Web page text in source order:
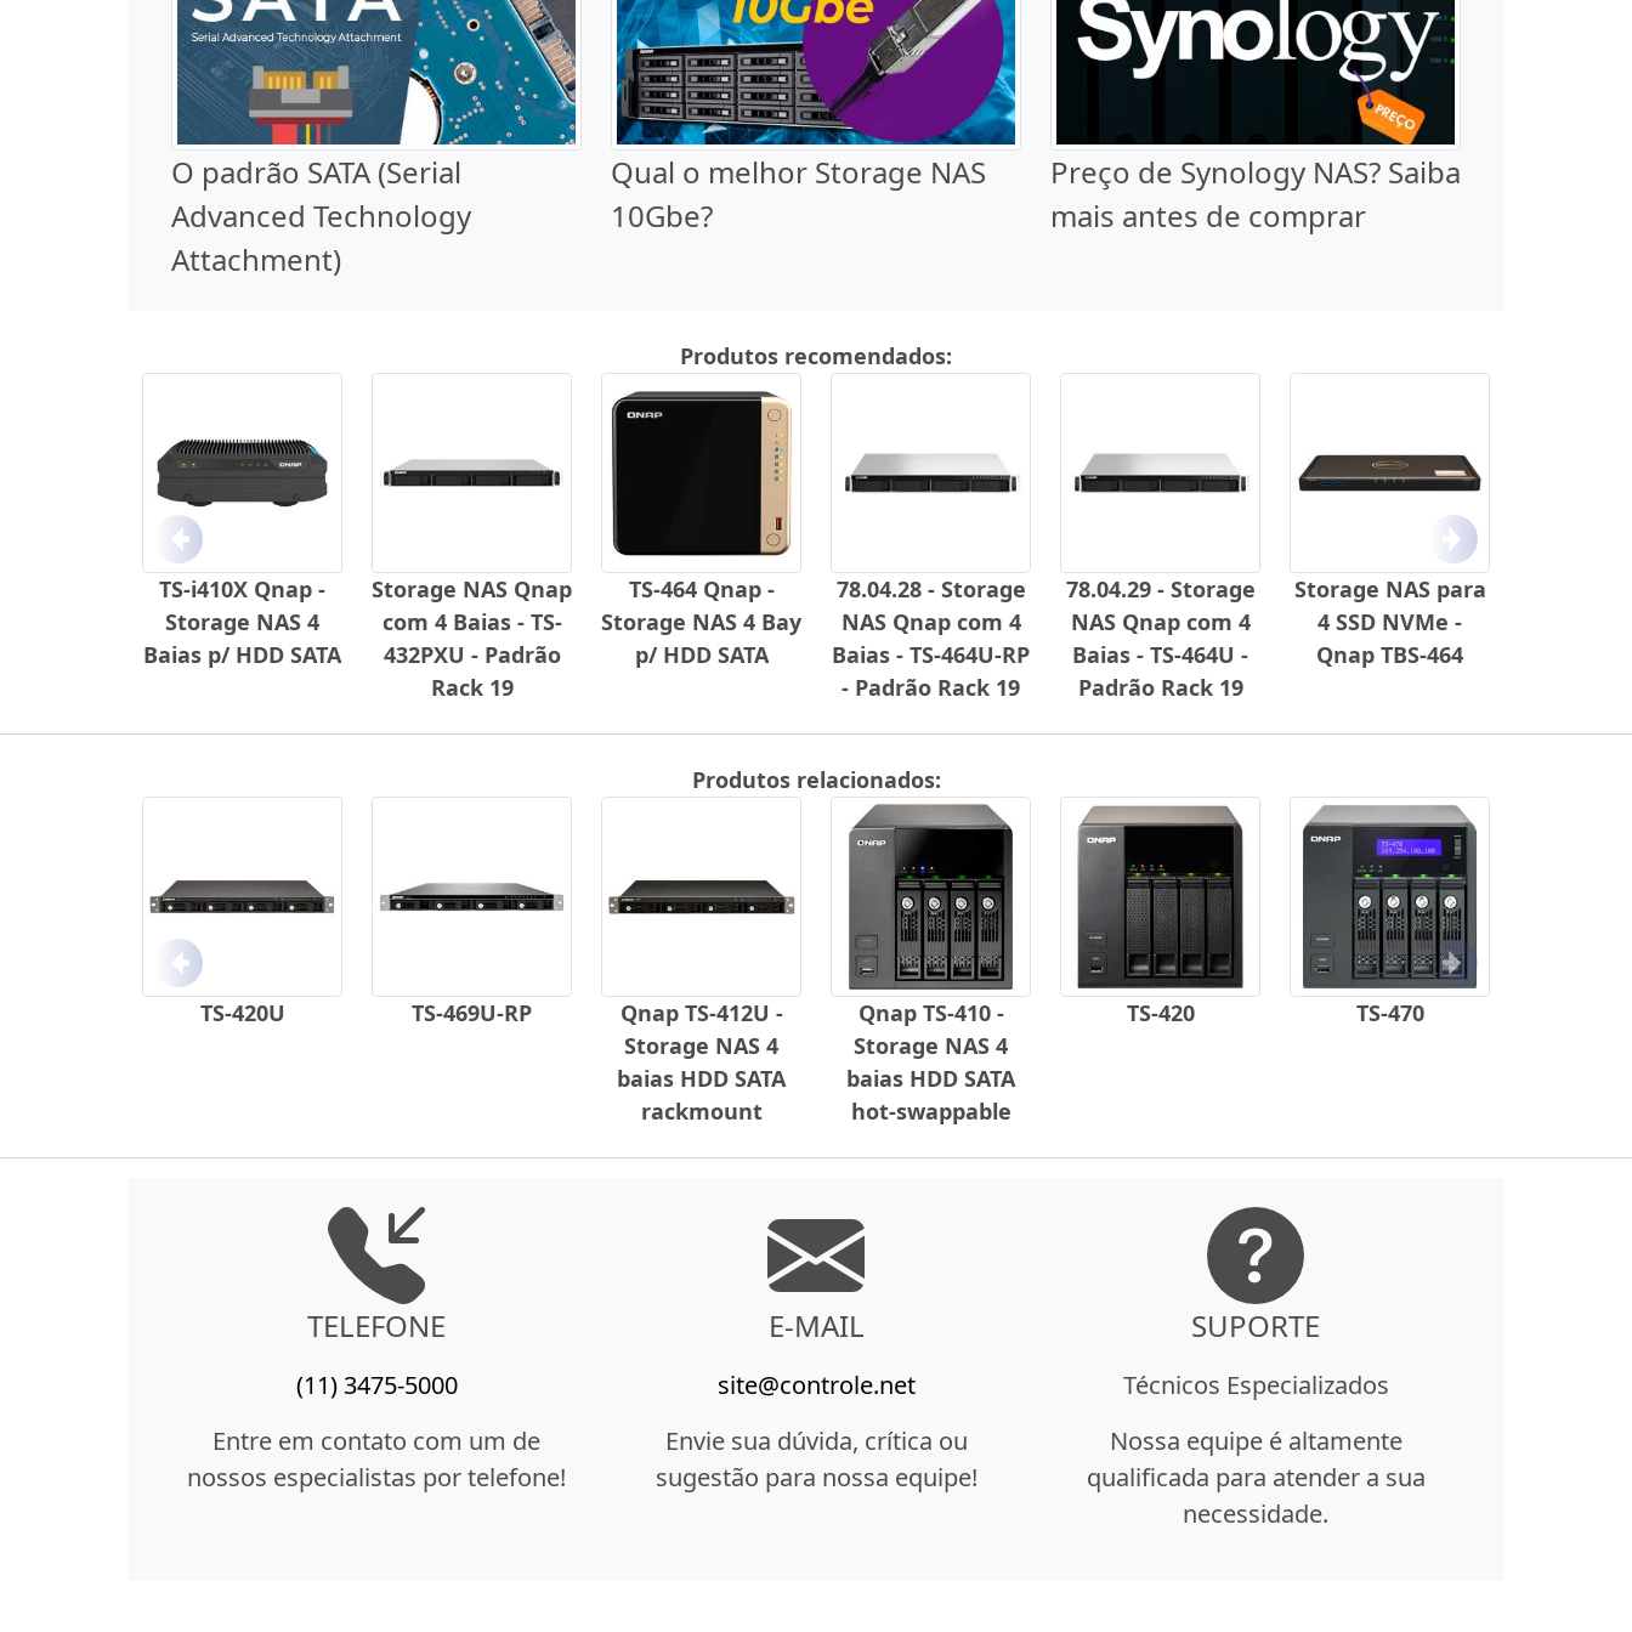
O padrão SATA (Serial
Advanced Technology
Attachment)
Qual o melhor Storage NAS
10Gbe?
Preço de Synology NAS? Saiba
mais antes de comprar
Produtos recomendados:
TS-i410X Qnap -
Storage NAS 4
Baias p/ HDD SATA
Storage NAS Qnap
com 4 Baias - TS-
432PXU - Padrão
Rack 19
TS-464 Qnap -
Storage NAS 4 Bay
p/ HDD SATA
78.04.28 - Storage
NAS Qnap com 4
Baias - TS-464U-RP
- Padrão Rack 19
78.04.29 - Storage
NAS Qnap com 4
Baias - TS-464U -
Padrão Rack 19
Storage NAS para
4 SSD NVMe -
Qnap TBS-464
Anterior Próximo
Produtos relacionados:
TS-420U TS-469U-RP
Qnap TS-412U -
Storage NAS 4
baias HDD SATA
rackmount
Qnap TS-410 -
Storage NAS 4
baias HDD SATA
hot-swappable
TS-420 TS-470
Anterior Próximo
TELEFONE
(11) 3475-5000
Entre em contato com um de
nossos especialistas por telefone!
E-MAIL
site@controle.net
Envie sua dúvida, crítica ou
sugestão para nossa equipe!
SUPORTE
Técnicos Especializados
Nossa equipe é altamente
qualificada para atender a sua
necessidade.